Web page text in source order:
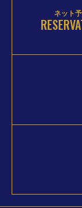
ネット